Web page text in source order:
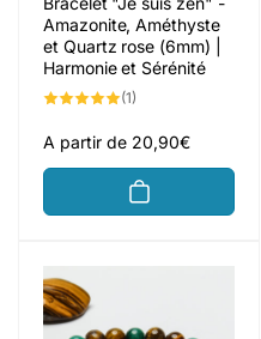
Amazonite, Améthyste
et Quartz rose (6mm) |
Harmonie et Sérénité
(1)
critiques
Prix
habituel
A partir de 20,90€